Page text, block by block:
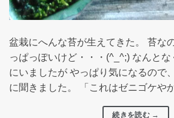
盆栽にへんな苔が生えてきた。 苔な
っぱっぽいけど・・・(^_^;) なんと
にいましたが やっぱり気になるので
に聞きました。 「これはゼニゴケや
続きを読む →